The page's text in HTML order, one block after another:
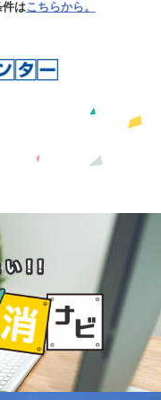
はこちらから。